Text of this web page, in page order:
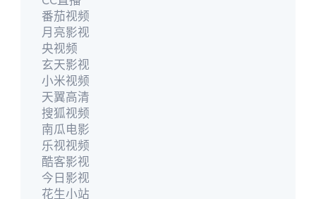
番茄视频
月亮影视
央视频
玄天影视
小米视频
天翼高清
搜狐视频
南瓜电影
乐视视频
酷客影视
今日影视
花生小站